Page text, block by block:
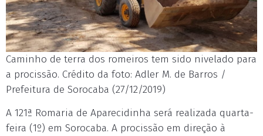
Caminho de terra dos romeiros tem sido nivelado para
a procissão. Crédito da foto: Adler M. de Barros /
Prefeitura de Sorocaba (27/12/2019)
A 121ª Romaria de Aparecidinha será realizada quarta-
feira (1º) em Sorocaba. A procissão em direção à